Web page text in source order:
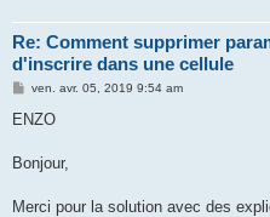
Re: Comment supprimer
d'inscrire dans une cellule
M
s
g
ven. avr. 05, 2019 9:54 am
ENZO
Bonjour,
Merci pour la solution avec des